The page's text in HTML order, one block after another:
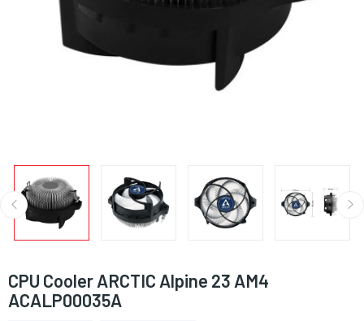
CPU Cooler ARCTIC Alpine 23 AM4
ACALP00035A